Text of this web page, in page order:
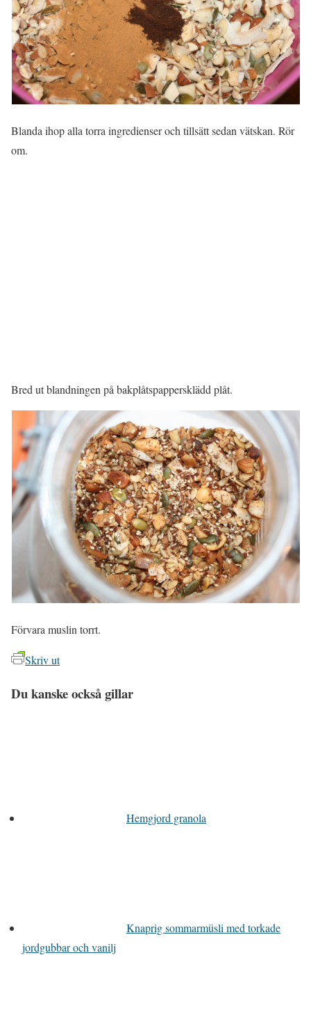
Blanda ihop alla torra ingredienser och tillsätt sedan vätskan. Rör
om.
Bred ut blandningen på bakplåtspappersklädd plåt.
Förvara muslin torrt.
Skriv ut
Du kanske också gillar
Hemgjord granola
Knaprig sommarmüsli med torkade
jordgubbar och vanilj